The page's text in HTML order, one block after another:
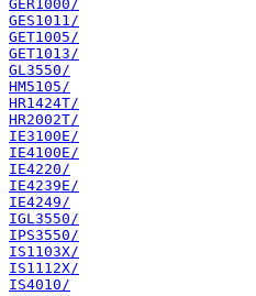
GER1000/
GES1011/
GET1005/
GET1013/
GL3550/
HM5105/
HR1424T/
HR2002T/
IE3100E/
IE4100E/
IE4220/
IE4239E/
IE4249/
IGL3550/
IPS3550/
IS1103X/
IS1112X/
IS4010/